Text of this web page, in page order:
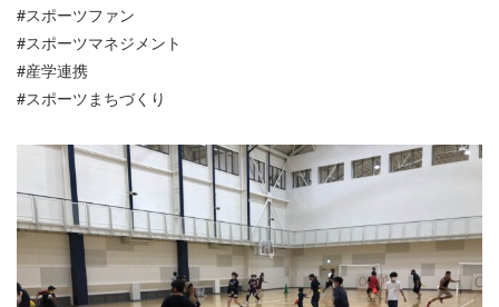
#スポーツファン
#スポーツマネジメント
#産学連携
#スポーツまちづくり